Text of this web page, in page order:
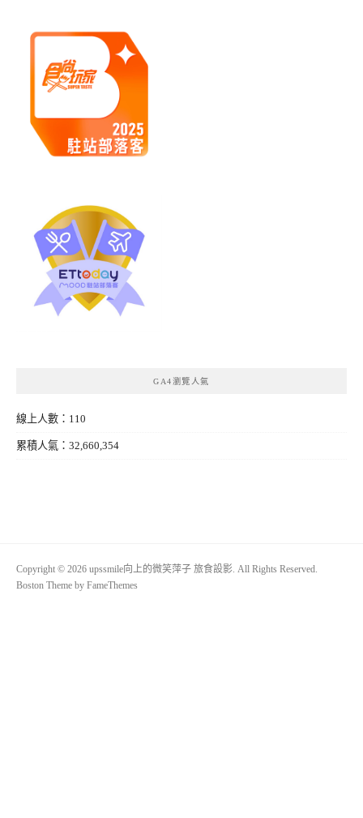
GA4瀏覽人氣
線上人數：110
累積人氣：32,660,354
Copyright © 2026 upssmile向上的微笑萍子 旅食設影. All Rights Reserved.
Boston Theme by FameThemes